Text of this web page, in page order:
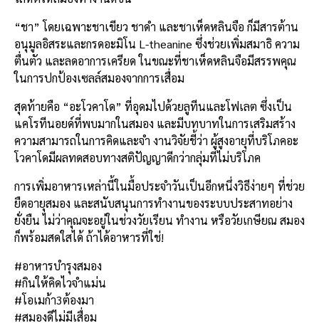
“ชา” โดยเฉพาะชาเขียว ชาดำ และชาเห็ดหลินจือ ก็มีสารต้าน
อนุมูลอิสระและกรดอะมิโน L-theanine ซึ่งช่วยเพิ่มสมาธิ ความ
ตื่นตัว และลดอาการเครียด ในขณะที่ชาเห็ดหลินจือมีสรรพคุณ
ในการปกป้องเซลล์สมองจากการเสื่อม
สุดท้ายคือ “อะโวคาโด” ที่อุดมไปด้วยลูทีนและโฟเลต ซึ่งเป็น
แคโรทีนอยด์ที่พบมากในสมอง และมีบทบาทในการเสริมสร้าง
ความสามารถในการคิดและจำ งานวิจัยชี้ว่า ผู้สูงอายุที่บริโภคอะ
โวคาโดมีผลทดสอบทางสติปัญญาดีกว่ากลุ่มที่ไม่บริโภค
การเพิ่มอาหารเหล่านี้ในมื้อประจำวันเป็นอีกหนึ่งวิธีง่ายๆ ที่ช่วย
ยืดอายุสมอง และสนับสนุนการทำงานของระบบประสาทอย่าง
ยั่งยืน ไม่ว่าคุณจะอยู่ในช่วงวัยเรียน ทำงาน หรือวัยเกษียณ สมอง
ก็พร้อมสดใสได้ ถ้าได้อาหารที่ใช่!
#อาหารบำรุงสมอง
#กินให้คิดไวจำแม่น
#โอเมก้า3ต้องมา
#สมองดีไม่มีเสื่อม